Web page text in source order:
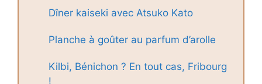
Dîner kaiseki avec Atsuko Kato
Planche à goûter au parfum d’arolle
Kilbi, Bénichon ? En tout cas, Fribourg
!